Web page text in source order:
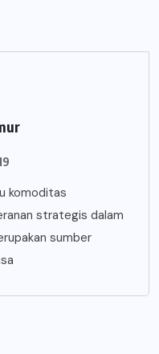
komoditas
strategis dalam
sumber